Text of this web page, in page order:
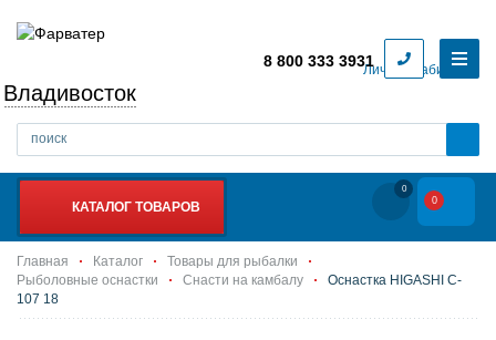
Личный кабинет
Владивосток
8 800 333 3931
КАТАЛОГ ТОВАРОВ
0
0
Главная Каталог
Товары для рыбалки
Рыболовные оснастки
Снасти на камбалу
Оснастка HIGASHI C-
107 18